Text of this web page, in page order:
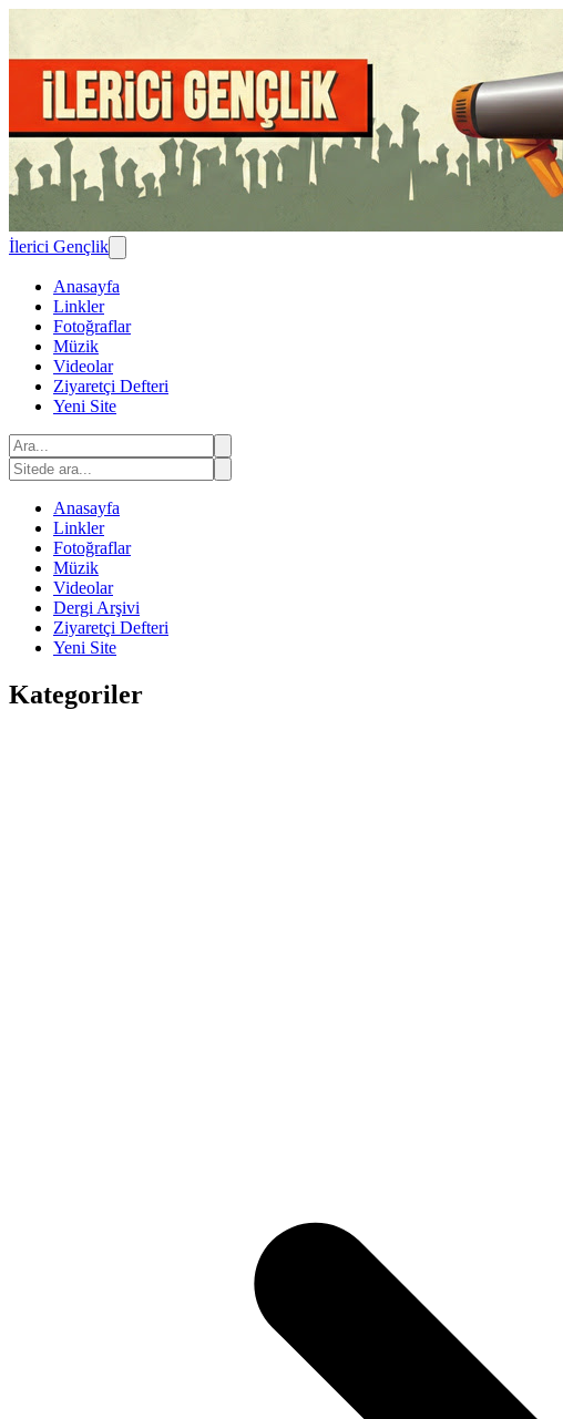
İlerici Gençlik
Anasayfa
Linkler
Fotoğraflar
Müzik
Videolar
Ziyaretçi Defteri
Yeni Site
Anasayfa
Linkler
Fotoğraflar
Müzik
Videolar
Dergi Arşivi
Ziyaretçi Defteri
Yeni Site
Kategoriler